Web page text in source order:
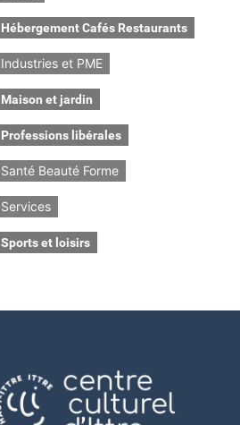
Hébergement Cafés Restaurants
Industries et PME
Maison et jardin
Professions libérales
Santé Beauté Forme
Services
Sports et loisirs